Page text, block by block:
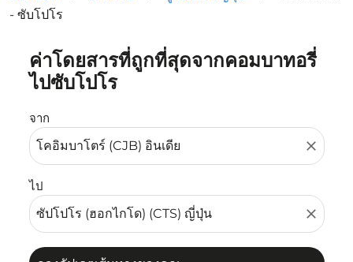
- ซับโปโร
ค่าโดยสารที่ถูกที่สุดจากคอมบาทอรี่
ไปซับโปโร
จาก
close
ไป
close
ลองอัปเดตเส้นทางของคุณ (ต้นทางและ/หรือปลายทาง) หรื